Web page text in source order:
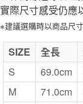
宅配
每筆NT$150，滿
無印良品門市自取
免運費
實際尺寸感受仍應
※建議選購時以商品尺
SIZE 全長
S
69.0cm
M
71.0cm